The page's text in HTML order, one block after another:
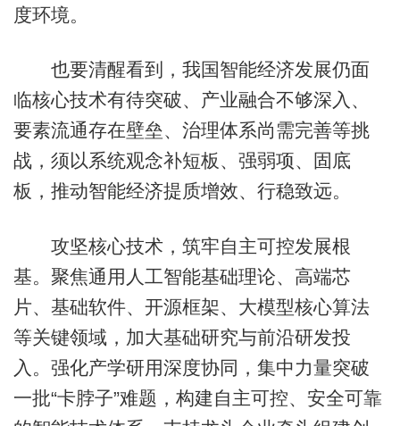
度环境。
也要清醒看到，我国智能经济发展仍面
临核心技术有待突破、产业融合不够深入、
要素流通存在壁垒、治理体系尚需完善等挑
战，须以系统观念补短板、强弱项、固底
板，推动智能经济提质增效、行稳致远。
攻坚核心技术，筑牢自主可控发展根
基。聚焦通用人工智能基础理论、高端芯
片、基础软件、开源框架、大模型核心算法
等关键领域，加大基础研究与前沿研发投
入。强化产学研用深度协同，集中力量突破
一批“卡脖子”难题，构建自主可控、安全可靠